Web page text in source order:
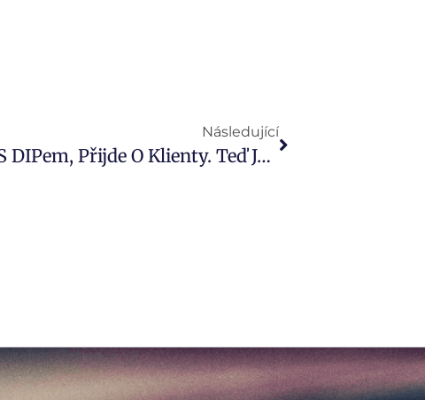
Následující
Martin Pleštil: Kdo Zaváhá S DIPem, Přijde O Klienty. Teď Je Správný Čas Pustit Se Do Penzí Naplno